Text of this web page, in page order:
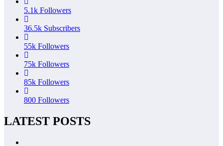
5.1k Followers
36.5k Subscribers
55k Followers
75k Followers
85k Followers
800 Followers
LATEST POSTS